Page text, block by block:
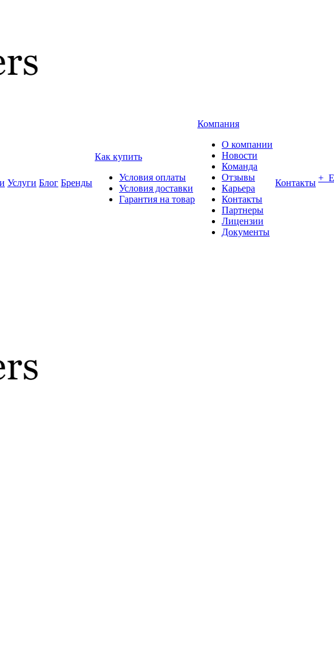
Услуги Блог Бренды
Как купить
Условия оплаты
Условия доставки
Гарантия на товар
Компания
О компании
Новости
Команда
Отзывы
Карьера
Контакты
Партнеры
Лицензии
Документы
Контакты +